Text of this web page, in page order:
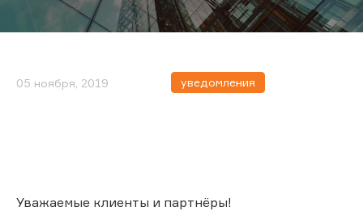
05 ноября, 2019 уведомления
Уважаемые клиенты и партнёры!